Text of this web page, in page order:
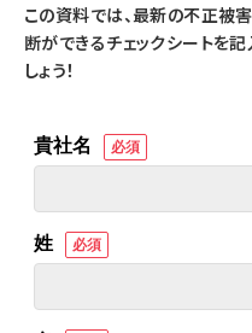
この資料では、最新の不正被
断ができるチェックシートを
しょう！